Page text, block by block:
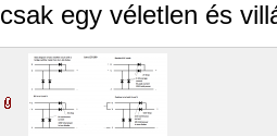
csak egy véletlen és